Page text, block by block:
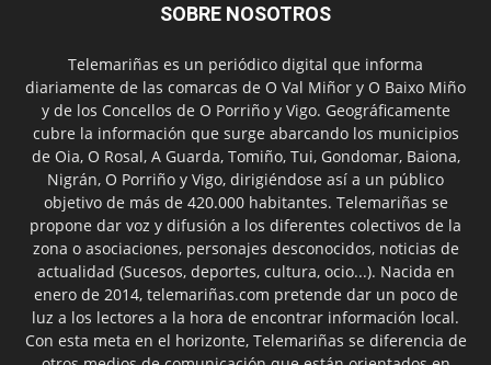
SOBRE NOSOTROS
Telemariñas es un periódico digital que informa
diariamente de las comarcas de O Val Miñor y O Baixo Miño
y de los Concellos de O Porriño y Vigo. Geográficamente
cubre la información que surge abarcando los municipios
de Oia, O Rosal, A Guarda, Tomiño, Tui, Gondomar, Baiona,
Nigrán, O Porriño y Vigo, dirigiéndose así a un público
objetivo de más de 420.000 habitantes. Telemariñas se
propone dar voz y difusión a los diferentes colectivos de la
zona o asociaciones, personajes desconocidos, noticias de
actualidad (Sucesos, deportes, cultura, ocio...). Nacida en
enero de 2014, telemariñas.com pretende dar un poco de
luz a los lectores a la hora de encontrar información local.
Con esta meta en el horizonte, Telemariñas se diferencia de